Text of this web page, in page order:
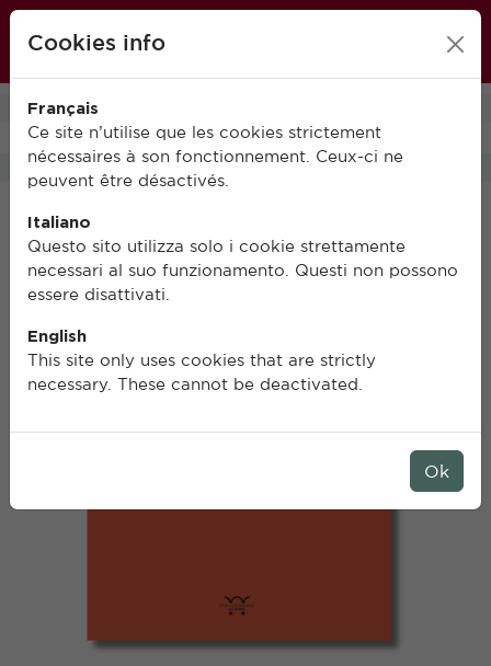
Cookies info
Français
Ce site n’utilise que les cookies strictement
nécessaires à son fonctionnement. Ceux-ci ne
peuvent être désactivés.
Italiano
Questo sito utilizza solo i cookie strettamente
necessari al suo funzionamento. Questi non possono
essere disattivati.
English
This site only uses cookies that are strictly
necessary. These cannot be deactivated.
Ok